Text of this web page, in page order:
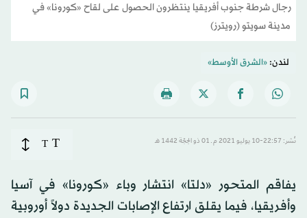
رجال شرطة جنوب أفريقيا ينتظرون الحصول على لقاح «كورونا» في
مدينة سويتو (رويترز)
لندن:«الشرق الأوسط»
نُشر: 22:57-10 يوليو 2021 م ـ 01 ذو الحِجّة 1442 هـ T
T
يفاقم المتحور «دلتا» انتشار وباء «كورونا» في آسيا
وأفريقيا، فيما يقلق ارتفاع الإصابات الجديدة دولاً أوروبية